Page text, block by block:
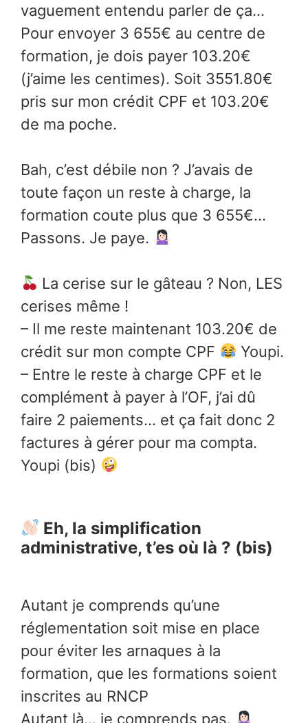
vaguement entendu parler de ça…
Pour envoyer 3 655€ au centre de
formation, je dois payer 103.20€
(j’aime les centimes). Soit 3551.80€
pris sur mon crédit CPF et 103.20€
de ma poche.
Bah, c’est débile non ? J’avais de
toute façon un reste à charge, la
formation coute plus que 3 655€…
Passons. Je paye.
La cerise sur le gâteau ? Non, LES
cerises même !
– Il me reste maintenant 103.20€ de
crédit sur mon compte CPF
Youpi.
– Entre le reste à charge CPF et le
complément à payer à l’OF, j’ai dû
faire 2 paiements… et ça fait donc 2
factures à gérer pour ma compta.
Youpi (bis)
Eh, la simplification
administrative, t’es où là ? (bis)
Autant je comprends qu’une
réglementation soit mise en place
pour éviter les arnaques à la
formation, que les formations soient
inscrites au RNCP
Autant là… je comprends pas.